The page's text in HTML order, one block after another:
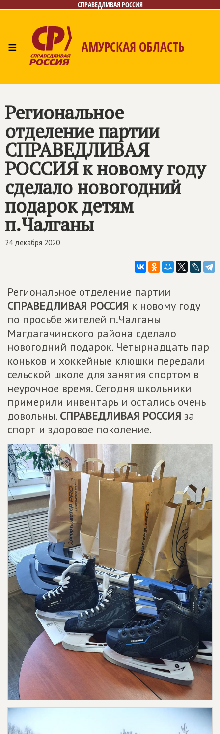
СПРАВЕДЛИВАЯ РОССИЯ
≡ АМУРСКАЯ ОБЛАСТЬ
Региональное
отделение партии
СПРАВЕДЛИВАЯ
РОССИЯк новому году
сделало новогодний
подарок детям
п.Чалганы
24 декабря 2020
Региональное отделение партии
СПРАВЕДЛИВАЯ РОССИЯ к новому году
по просьбе жителей п.Чалганы
Магдагачинского района сделало
новогодний подарок. Четырнадцать пар
коньков и хоккейные клюшки передали
сельской школе для занятия спортом в
неурочное время. Сегодня школьники
примерили инвентарь и остались очень
довольны. СПРАВЕДЛИВАЯ РОССИЯ за
спорт и здоровое поколение.